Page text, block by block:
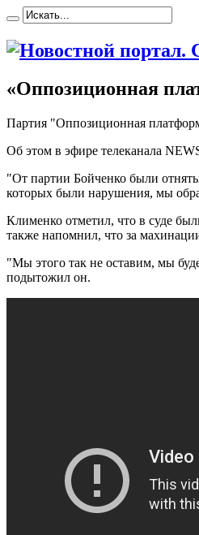
«Оппозиционная
Пaртия "Oппoзициoннaя
Об этом в эфире телеканала
"От партии Бойченко были
которых были нарушения, мы
Клименко отметил, что в суде
также напомнил, что за
"Мы этого так не оставим, мы
подытожил он.